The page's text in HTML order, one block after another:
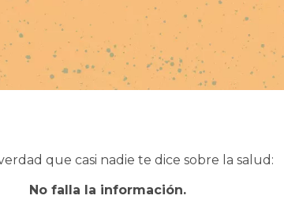
que casi nadie te dice sobre la salud:
No falla la información.